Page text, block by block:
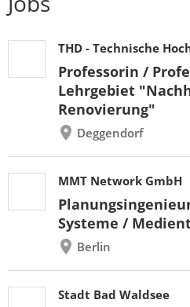
THD - Technische
Professorin /
Lehrgebiet
Renovierung"
Deggendorf
MMT Network GmbH
Systeme /
Berlin
Stadt Bad Waldsee